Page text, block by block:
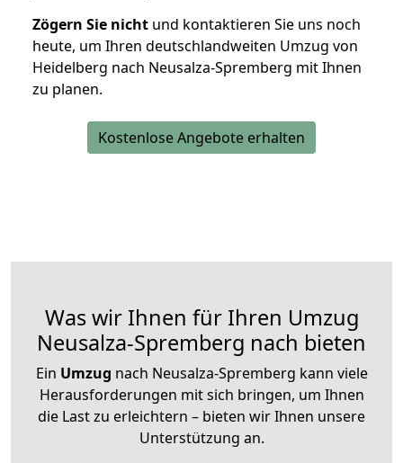
Zögern Sie nicht und kontaktieren Sie uns noch
heute, um Ihren deutschlandweiten Umzug von
Heidelberg nach Neusalza-Spremberg mit Ihnen
zu planen.
Kostenlose Angebote erhalten
Was wir Ihnen für Ihren Umzug
Neusalza-Spremberg nach bieten
Ein Umzug nach Neusalza-Spremberg kann viele
Herausforderungen mit sich bringen, um Ihnen
die Last zu erleichtern – bieten wir Ihnen unsere
Unterstützung an.